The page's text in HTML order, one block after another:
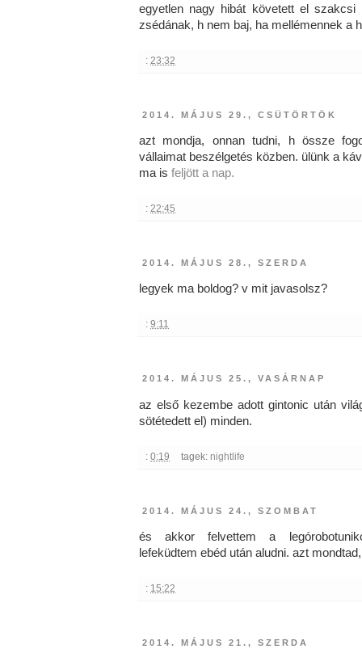
egyetlen nagy hibát követett el
zsédának, h nem baj, ha mellémennek a
: 23:32
2014. MÁJUS 29., CSÜTÖRTÖK
azt mondja, onnan tudni, h össze
vállaimat beszélgetés közben. ülünk a
ma is feljött a nap.
: 22:45
2014. MÁJUS 28., SZERDA
legyek ma boldog? v mit javasolsz?
: 9:11
2014. MÁJUS 25., VASÁRNAP
az első kezembe adott gintonic után
sötétedett el) minden.
: 0:19 tagek: nightlife
2014. MÁJUS 24., SZOMBAT
és akkor felvettem a
lefeküdtem ebéd után aludni. azt
: 15:22
2014. MÁJUS 21., SZERDA